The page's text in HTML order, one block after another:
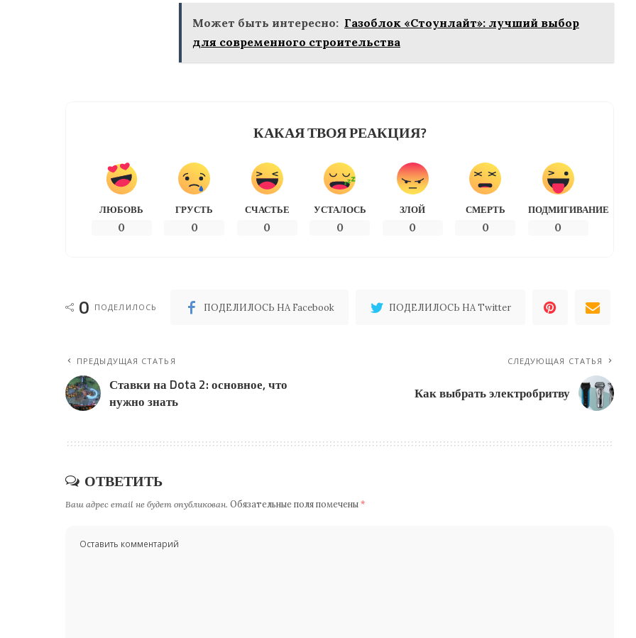
Может быть интересно: Газоблок «Стоунлайт»: лучший выбор
для современного строительства
КАКАЯ ТВОЯ РЕАКЦИЯ?
ЛЮБОВЬ
0
ГРУСТЬ
0
СЧАСТЬЕ
0
УСТАЛОСЬ
0
ЗЛОЙ
0
СМЕРТЬ
0
ПОДМИГИВАНИЕ
0
0 ПОДЕЛИЛОСЬ ПОДЕЛИЛОСЬ НА Facebook ПОДЕЛИЛОСЬ НА Twitter
ПРЕДЫДУЩАЯ СТАТЬЯ
Ставки на Dota 2: основное, что
нужно знать
СЛЕДУЮЩАЯ СТАТЬЯ
Как выбрать электробритву
ОТВЕТИТЬ
Ваш адрес email не будет опубликован. Обязательные поля помечены *